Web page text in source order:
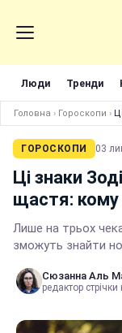
Люди Тренди
Головна › Гороскопи ›
ГОРОСКОПИ 03
Ці знаки
щастя: кому
Лише на трьох
зможуть знайти
Сюзанна Аль
редактор